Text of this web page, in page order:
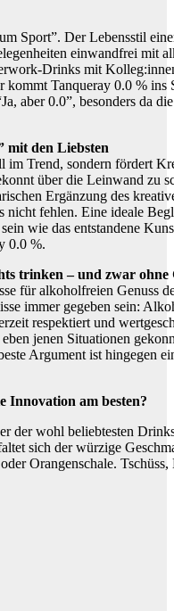
Sport”. Der Lebensstil
einwandfrei mit
Drinks mit
kommt Tanqueray 0.0 % ins
aber 0.0”, besonders da
mit den Liebsten
Trend, sondern fördert
über die Leinwand zu
Ergänzung des
nicht fehlen. Eine ideale
wie das entstandene
0.0 %.
trinken – und zwar
für alkoholfreien Genuss
immer gegeben sein:
respektiert und
jenen Situationen
Argument ist hingegen
Innovation am besten?
der wohl beliebtesten
sich der würzige
Orangenschale.